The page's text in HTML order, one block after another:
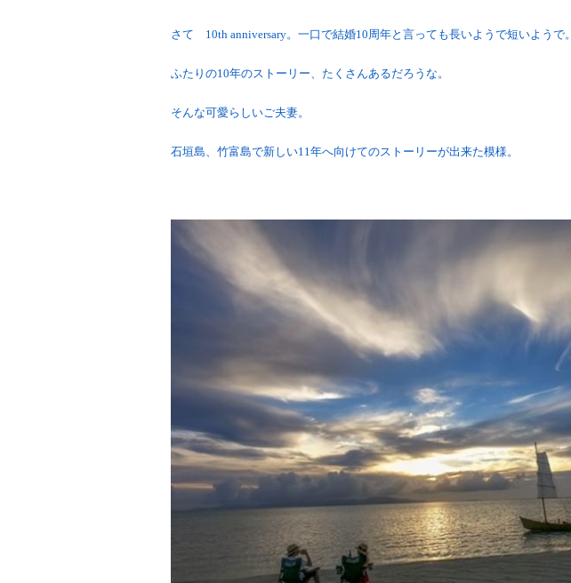
さて 10th anniversary。一口で結婚10周年と言っても長いようで短いようで。
ふたりの10年のストーリー、たくさんあるだろうな。
そんな可愛らしいご夫妻。
石垣島、竹富島で新しい11年へ向けてのストーリーが出来た模様。